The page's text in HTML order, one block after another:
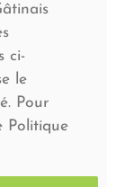
ci-
le
Pour
Politique